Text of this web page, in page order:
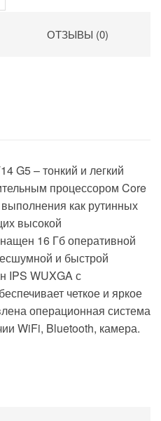
ОТЗЫВЫ (0)
G5 – тонкий и легкий
процессором Core
как рутинных
высокой
16 Гб оперативной
и быстрой
IPS WUXGA с
четкое и яркое
операционная система
WiFi, Bluetooth, камера.